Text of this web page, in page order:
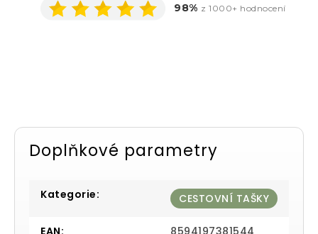
98% z 1000+ hodnocení
Doplňkové parametry
Kategorie: CESTOVNÍ TAŠKY
EAN: 8594197381544